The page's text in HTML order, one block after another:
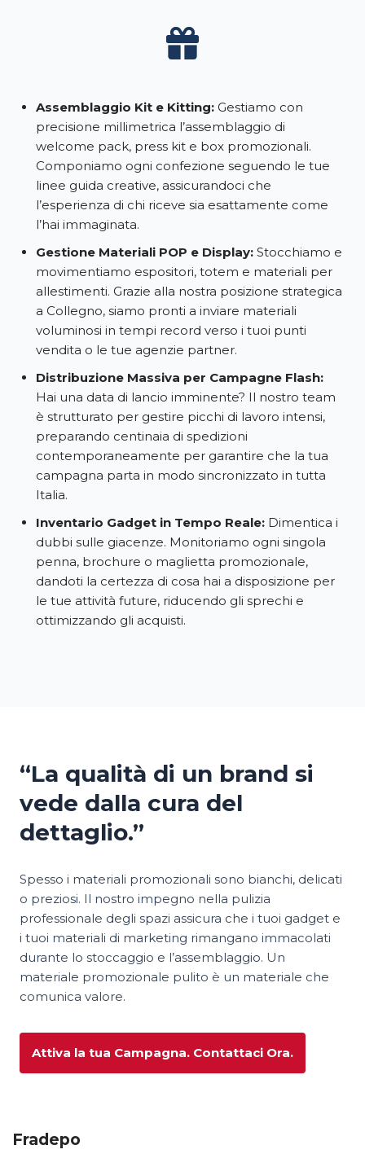
Assemblaggio Kit e Kitting: Gestiamo con
precisione millimetrica l’assemblaggio di
welcome pack, press kit e box promozionali.
Componiamo ogni confezione seguendo le tue
linee guida creative, assicurandoci che
l’esperienza di chi riceve sia esattamente come
l’hai immaginata.
Gestione Materiali POP e Display: Stocchiamo e
movimentiamo espositori, totem e materiali per
allestimenti. Grazie alla nostra posizione strategica
a Collegno, siamo pronti a inviare materiali
voluminosi in tempi record verso i tuoi punti
vendita o le tue agenzie partner.
Distribuzione Massiva per Campagne Flash:
Hai una data di lancio imminente? Il nostro team
è strutturato per gestire picchi di lavoro intensi,
preparando centinaia di spedizioni
contemporaneamente per garantire che la tua
campagna parta in modo sincronizzato in tutta
Italia.
Inventario Gadget in Tempo Reale: Dimentica i
dubbi sulle giacenze. Monitoriamo ogni singola
penna, brochure o maglietta promozionale,
dandoti la certezza di cosa hai a disposizione per
le tue attività future, riducendo gli sprechi e
ottimizzando gli acquisti.
“La qualità di un brand si
vede dalla cura del
dettaglio.”
Spesso i materiali promozionali sono bianchi, delicati
o preziosi. Il nostro impegno nella pulizia
professionale degli spazi assicura che i tuoi gadget e
i tuoi materiali di marketing rimangano immacolati
durante lo stoccaggio e l’assemblaggio. Un
materiale promozionale pulito è un materiale che
comunica valore.
Attiva la tua Campagna. Contattaci Ora.
Fradepo